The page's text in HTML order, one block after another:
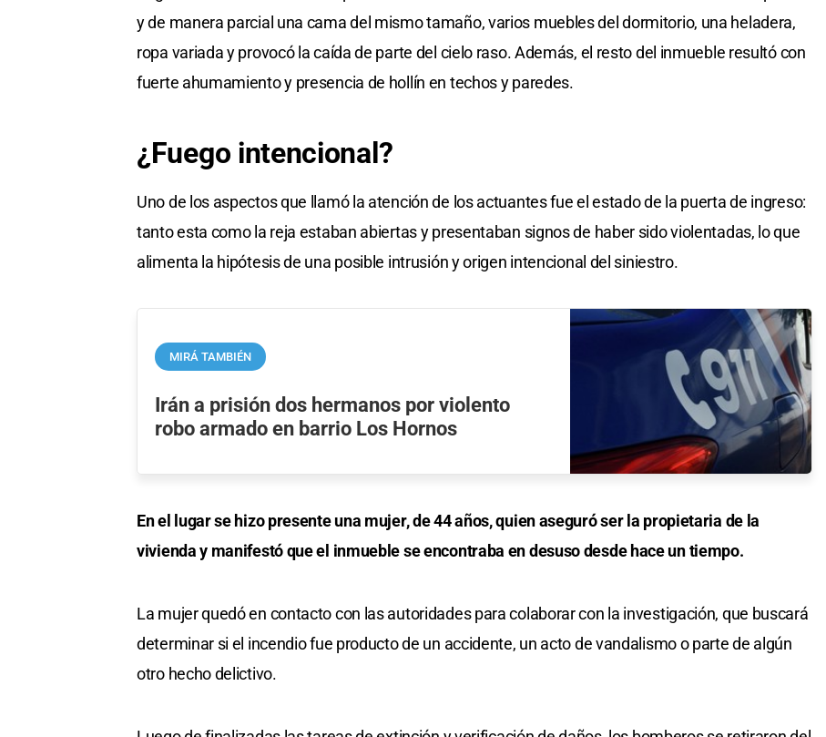
y de manera parcial una cama del mismo tamaño, varios muebles del dormitorio, una heladera,
ropa variada y provocó la caída de parte del cielo raso. Además, el resto del inmueble resultó con
fuerte ahumamiento y presencia de hollín en techos y paredes.
¿Fuego intencional?
Uno de los aspectos que llamó la atención de los actuantes fue el estado de la puerta de ingreso:
tanto esta como la reja estaban abiertas y presentaban signos de haber sido violentadas, lo que
alimenta la hipótesis de una posible intrusión y origen intencional del siniestro.
MIRÁ TAMBIÉN
Irán a prisión dos hermanos por violento
robo armado en barrio Los Hornos
En el lugar se hizo presente una mujer, de 44 años, quien aseguró ser la propietaria de la
vivienda y manifestó que el inmueble se encontraba en desuso desde hace un tiempo.
La mujer quedó en contacto con las autoridades para colaborar con la investigación, que buscará
determinar si el incendio fue producto de un accidente, un acto de vandalismo o parte de algún
otro hecho delictivo.